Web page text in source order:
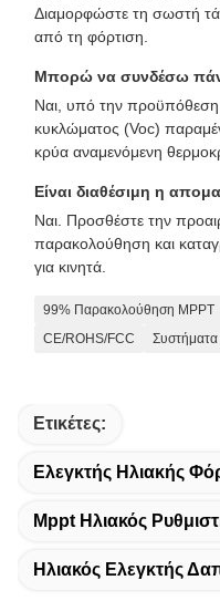
Διαμορφώστε τη σωστή
από τη φόρτιση.
Μπορώ να συνδέσω
Ναι, υπό την προϋπόθεση
κυκλώματος (Voc)
κρύα αναμενόμενη
Είναι διαθέσιμη η
Ναι. Προσθέστε την
παρακολούθηση και
για κινητά.
99% Παρακολούθηση MPPT
CE/ROHS/FCC
Ετικέτες:
Ελεγκτής Ηλιακής
Mppt Ηλιακός
Ηλιακός Ελεγκτής